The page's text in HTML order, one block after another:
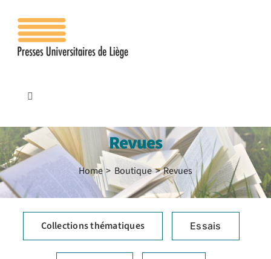
contenu
Toggle
Accueil
Les presses
Revues
Home Boutique Revues
Collections thématiques Essais